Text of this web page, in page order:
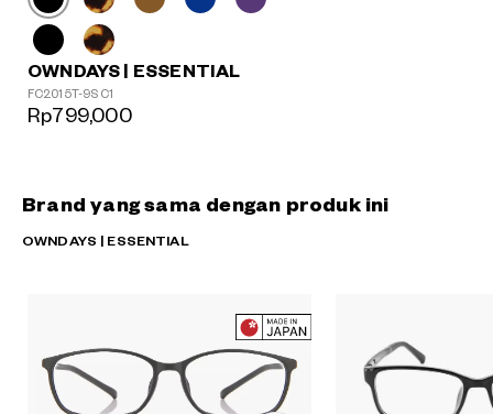
OWNDAYS | ESSENTIAL
FC2015T-9S C1
Rp799,000
Brand yang sama dengan produk ini
OWNDAYS | ESSENTIAL